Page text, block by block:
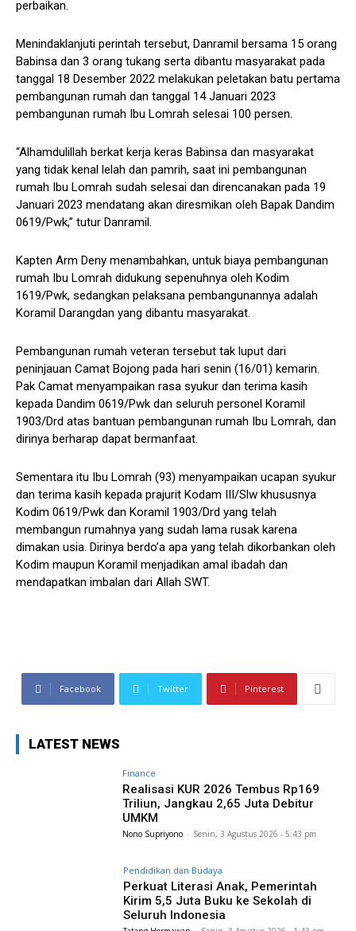
perbaikan.
Menindaklanjuti perintah tersebut, Danramil bersama 15 orang
Babinsa dan 3 orang tukang serta dibantu masyarakat pada
tanggal 18 Desember 2022 melakukan peletakan batu pertama
pembangunan rumah dan tanggal 14 Januari 2023
pembangunan rumah Ibu Lomrah selesai 100 persen.
“Alhamdulillah berkat kerja keras Babinsa dan masyarakat
yang tidak kenal lelah dan pamrih, saat ini pembangunan
rumah Ibu Lomrah sudah selesai dan direncanakan pada 19
Januari 2023 mendatang akan diresmikan oleh Bapak Dandim
0619/Pwk,” tutur Danramil.
Kapten Arm Deny menambahkan, untuk biaya pembangunan
rumah Ibu Lomrah didukung sepenuhnya oleh Kodim
1619/Pwk, sedangkan pelaksana pembangunannya adalah
Koramil Darangdan yang dibantu masyarakat.
Pembangunan rumah veteran tersebut tak luput dari
peninjauan Camat Bojong pada hari senin (16/01) kemarin.
Pak Camat menyampaikan rasa syukur dan terima kasih
kepada Dandim 0619/Pwk dan seluruh personel Koramil
1903/Drd atas bantuan pembangunan rumah Ibu Lomrah, dan
dirinya berharap dapat bermanfaat.
Sementara itu Ibu Lomrah (93) menyampaikan ucapan syukur
dan terima kasih kepada prajurit Kodam III/Slw khususnya
Kodim 0619/Pwk dan Koramil 1903/Drd yang telah
membangun rumahnya yang sudah lama rusak karena
dimakan usia. Dirinya berdo’a apa yang telah dikorbankan oleh
Kodim maupun Koramil menjadikan amal ibadah dan
mendapatkan imbalan dari Allah SWT.
Facebook Twitter Pinterest
LATEST NEWS
Finance
Realisasi KUR 2026 Tembus Rp169
Triliun, Jangkau 2,65 Juta Debitur
UMKM
Nono Supriyono - Senin, 3 Agustus 2026 - 5:43 pm
Pendidikan dan Budaya
Perkuat Literasi Anak, Pemerintah
Kirim 5,5 Juta Buku ke Sekolah di
Seluruh Indonesia